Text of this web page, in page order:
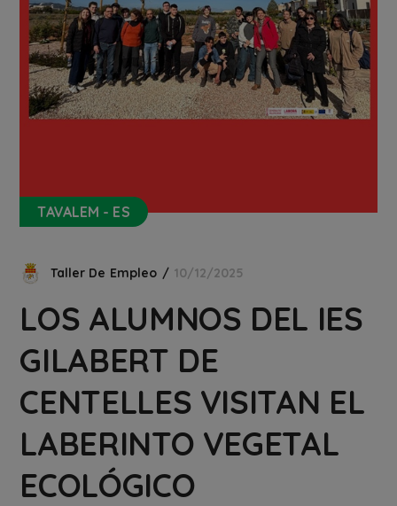
TAVALEM - ES
Taller De Empleo 10/12/2025
LOS ALUMNOS DEL IES
GILABERT DE
CENTELLES VISITAN EL
LABERINTO VEGETAL
ECOLÓGICO